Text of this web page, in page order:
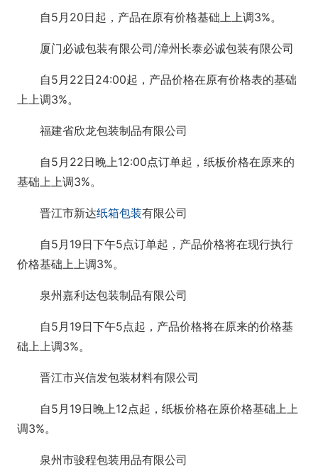
自5月20日起，产品在原有价格基础上上调3%。
厦门必诚包装有限公司/漳州长泰必诚包装有限公司
自5月22日24:00起，产品价格在原有价格表的基础
上上调3%。
福建省欣龙包装制品有限公司
自5月22日晚上12:00点订单起，纸板价格在原来的
基础上上调3%。
晋江市新达纸箱包装有限公司
自5月19日下午5点订单起，产品价格将在现行执行
价格基础上上调3%。
泉州嘉利达包装制品有限公司
自5月19日下午5点起，产品价格将在原来的价格基
础上上调3%。
晋江市兴信发包装材料有限公司
自5月19日晚上12点起，纸板价格在原价格基础上上
调3%。
泉州市骏程包装用品有限公司